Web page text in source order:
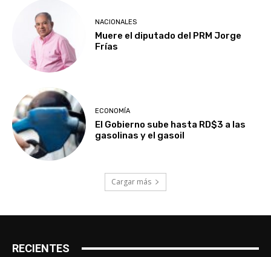
NACIONALES
Muere el diputado del PRM Jorge
Frías
ECONOMÍA
El Gobierno sube hasta RD$3 a las
gasolinas y el gasoil
Cargar más
RECIENTES